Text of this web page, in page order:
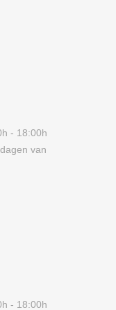
- 18:00h
van
- 18:00h